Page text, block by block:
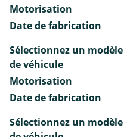
Motorisation
Date de fabrication
Sélectionnez un modèle
de véhicule
Motorisation
Date de fabrication
Sélectionnez un modèle